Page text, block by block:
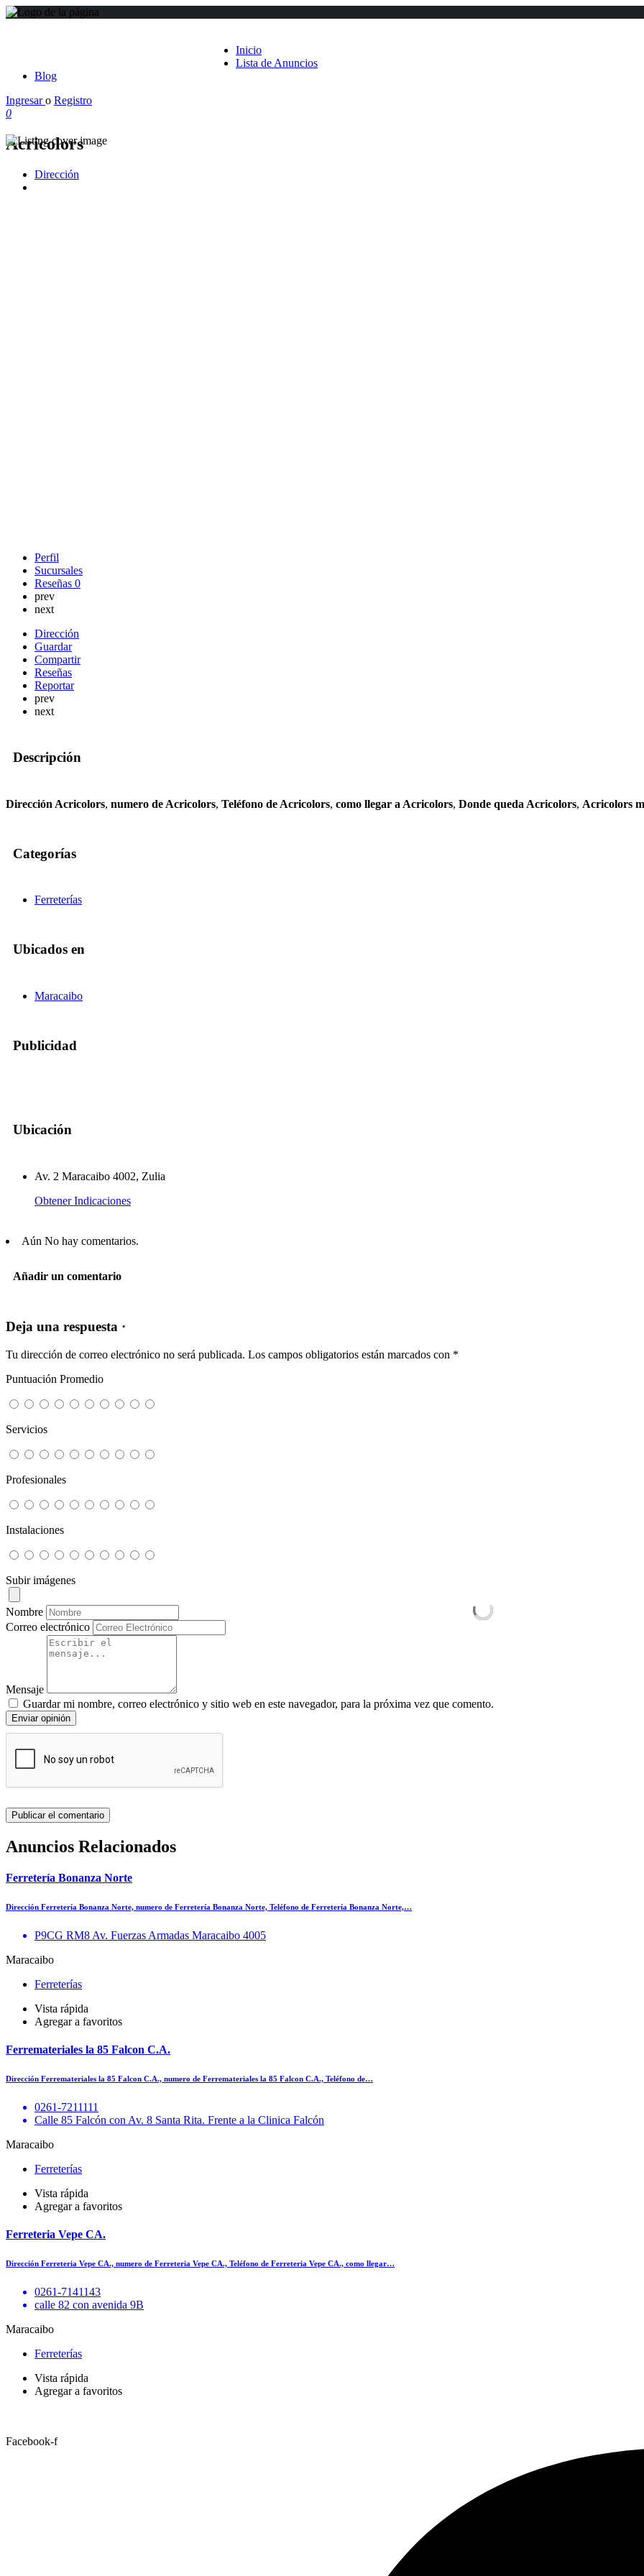
Inicio
Lista de Anuncios
Blog
Ingresaro Registro
0
Acricolors
Dirección
Perfil
Sucursales
Reseñas 0
prev
next
Dirección
Guardar
Compartir
Reseñas
Reportar
prev
next
Descripción
Dirección Acricolors, numero de Acricolors, Teléfono de Acricolors, como llegar a Acricolors, Donde queda Acricolors, Acricolors
Categorías
Ferreterías
Ubicados en
Maracaibo
Publicidad
Ubicación
Av. 2 Maracaibo 4002, Zulia
Obtener Indicaciones
Aún No hay comentarios.
Añadir un comentario
Deja una respuesta ·
Tu dirección de correo electrónico no será publicada. Los campos obligatorios están marcados con *
Puntuación Promedio
Servicios
Profesionales
Instalaciones
Subir imágenes
Nombre
Correo electrónico
Mensaje
Guardar mi nombre, correo electrónico y sitio web en este navegador, para la próxima vez que comento.
Enviar opinión
Anuncios Relacionados
Ferretería Bonanza Norte
Dirección Ferretería Bonanza Norte, numero de Ferretería Bonanza Norte, Teléfono de Ferretería Bonanza Norte,…
P9CG RM8 Av. Fuerzas Armadas Maracaibo 4005
Maracaibo
Ferreterías
Vista rápida
Agregar a favoritos
Ferremateriales la 85 Falcon C.A.
Dirección Ferremateriales la 85 Falcon C.A., numero de Ferremateriales la 85 Falcon C.A., Teléfono de…
0261-7211111
Calle 85 Falcón con Av. 8 Santa Rita. Frente a la Clinica Falcón
Maracaibo
Ferreterías
Vista rápida
Agregar a favoritos
Ferreteria Vepe CA.
Dirección Ferreteria Vepe CA., numero de Ferreteria Vepe CA., Teléfono de Ferreteria Vepe CA., como llegar…
0261-7141143
calle 82 con avenida 9B
Maracaibo
Ferreterías
Vista rápida
Agregar a favoritos
Facebook-f